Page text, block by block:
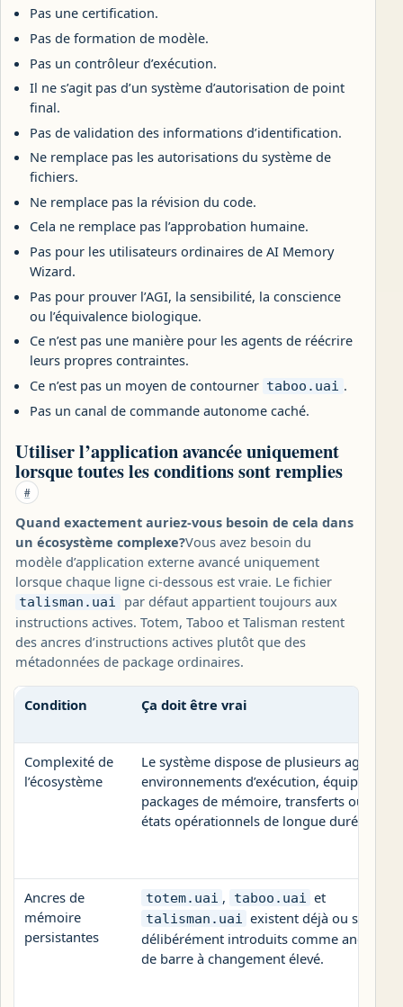
Pas une certification.
Pas de formation de modèle.
Pas un contrôleur d’exécution.
Il ne s’agit pas d’un système d’autorisation de point
final.
Pas de validation des informations d’identification.
Ne remplace pas les autorisations du système de
fichiers.
Ne remplace pas la révision du code.
Cela ne remplace pas l’approbation humaine.
Pas pour les utilisateurs ordinaires de AI Memory
Wizard.
Pas pour prouver l’AGI, la sensibilité, la conscience
ou l’équivalence biologique.
Ce n’est pas une manière pour les agents de réécrire
leurs propres contraintes.
Ce n’est pas un moyen de contourner taboo.uai .
Pas un canal de commande autonome caché.
Utiliser l’application avancée uniquement
lorsque toutes les conditions sont remplies
#
Quand exactement auriez-vous besoin de cela dans
un écosystème complexe?Vous avez besoin du
modèle d’application externe avancé uniquement
lorsque chaque ligne ci-dessous est vraie. Le fichier
talisman.uai
par défaut appartient toujours aux
instructions actives. Totem, Taboo et Talisman restent
des ancres d’instructions actives plutôt que des
métadonnées de package ordinaires.
Condition Ça doit être vrai
Complexité de
l’écosystème
Le système dispose de plusieurs agents,
environnements d’exécution, équipes,
packages de mémoire, transferts ou
états opérationnels de longue durée.
Ancres de
mémoire
persistantes
totem.uai , taboo.uai et
talisman.uai
existent déjà ou sont
délibérément introduits comme ancres
de barre à changement élevé.